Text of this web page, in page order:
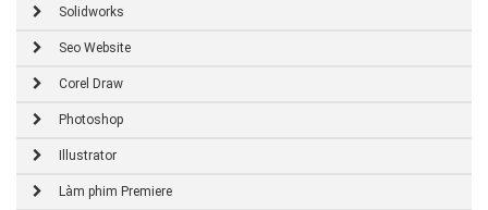
Solidworks
Seo Website
Corel Draw
Photoshop
Illustrator
Làm phim Premiere